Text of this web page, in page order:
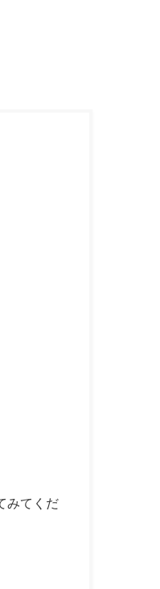
」—— 京極琉
みてくだ